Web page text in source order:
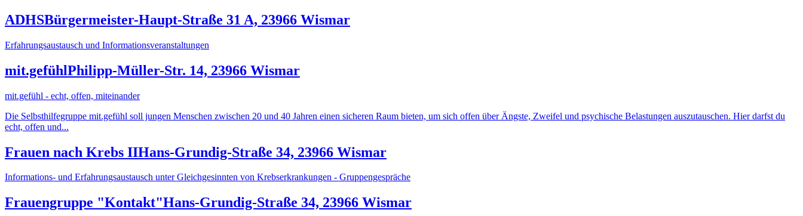
ADHSBürgermeister-Haupt-Straße 31 A, 23966 Wismar
Erfahrungsaustausch und Informationsveranstaltungen
mit.gefühlPhilipp-Müller-Str. 14, 23966 Wismar
mit.gefühl - echt, offen, miteinander
Die Selbsthilfegruppe mit.gefühl soll jungen Menschen zwischen 20 und 40 Jahren einen sicheren Raum bieten, um sich offen über Ängste, Zweifel und psychische Belastungen auszutauschen. Hier darfst du
echt, offen und...
Frauen nach Krebs IIHans-Grundig-Straße 34, 23966 Wismar
Informations- und Erfahrungsaustausch unter Gleichgesinnten von Krebserkrankungen - Gruppengespräche
Frauengruppe "Kontakt"Hans-Grundig-Straße 34, 23966 Wismar